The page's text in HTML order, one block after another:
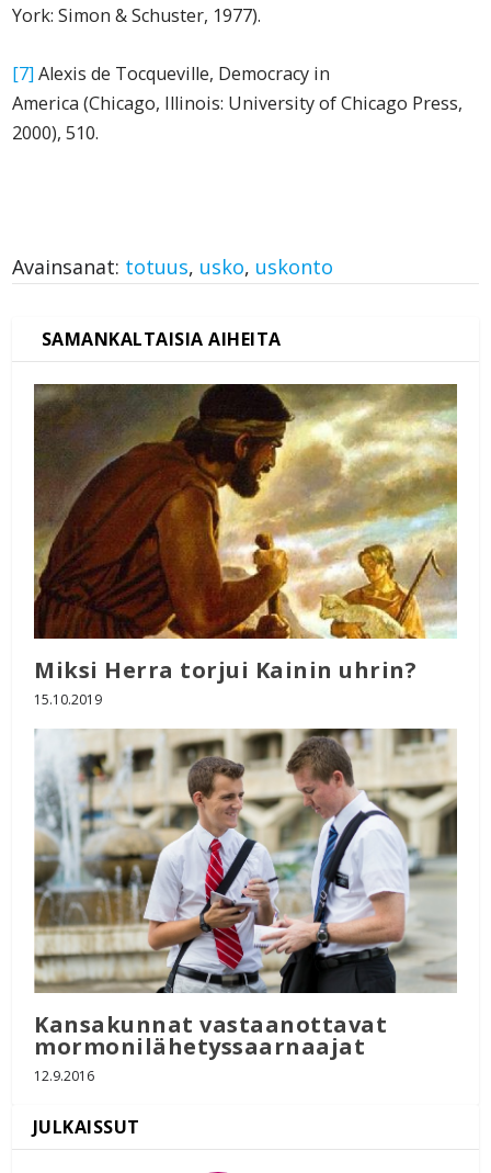
York: Simon & Schuster, 1977).
[7]Alexis de Tocqueville, Democracy in
America (Chicago, Illinois: University of Chicago Press,
2000), 510.
Avainsanat: totuus, usko, uskonto
Miksi Herra torjui Kainin uhrin?
15.10.2019
Kansakunnat vastaanottavat
mormonilähetyssaarnaajat
12.9.2016